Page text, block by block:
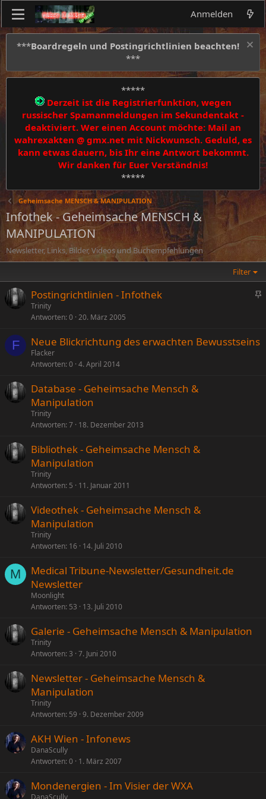
Anmelden
***Boardregeln und Postingrichtlinien beachten!
***
*****
Derzeit ist die Registrierfunktion, wegen
russischer Spamanmeldungen im Sekundentakt -
deaktiviert. Wer einen Account möchte: Mail an
wahrexakten @ gmx.net mit Nickwunsch. Geduld, es
kann etwas dauern, bis Ihr eine Antwort bekommt.
Wir danken für Euer Verständnis!
*****
Geheimsache MENSCH & MANIPULATION
Infothek - Geheimsache MENSCH &
MANIPULATION
Newsletter, Links, Bilder, Videos und Buchempfehlungen
Filter
A
Postingrichtlinien - Infothek
Trinity
Antworten 0 20. März 2005
F Neue Blickrichtung des erwachten Bewusstseins
Flacker
Antworten 0 4. April 2014
Database - Geheimsache Mensch &
Manipulation
Trinity
Antworten 7 18. Dezember 2013
Bibliothek - Geheimsache Mensch &
Manipulation
Trinity
Antworten 5 11. Januar 2011
Videothek - Geheimsache Mensch &
Manipulation
Trinity
Antworten 16 14. Juli 2010
M
Medical Tribune-Newsletter/Gesundheit.de
Newsletter
Moonlight
Antworten 53 13. Juli 2010
Galerie - Geheimsache Mensch & Manipulation
Trinity
Antworten 3 7. Juni 2010
Newsletter - Geheimsache Mensch &
Manipulation
Trinity
Antworten 59 9. Dezember 2009
AKH Wien - Infonews
DanaScully
Antworten 0 1. März 2007
Mondenergien - Im Visier der WXA
DanaScully